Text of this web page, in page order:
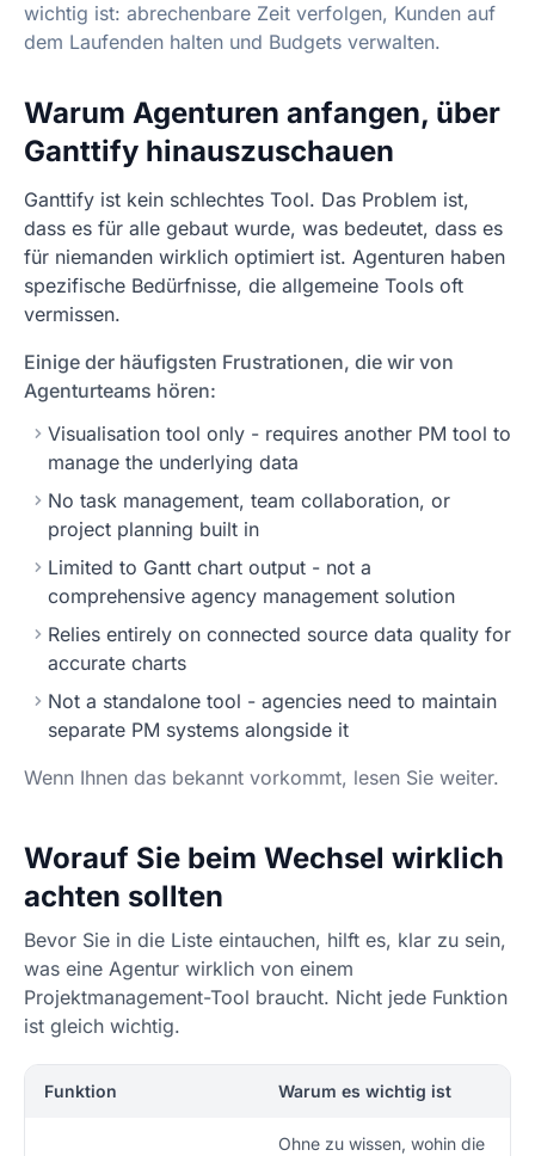
wichtig ist: abrechenbare Zeit verfolgen, Kunden auf
dem Laufenden halten und Budgets verwalten.
Warum Agenturen anfangen, über
Ganttify hinauszuschauen
Ganttify ist kein schlechtes Tool. Das Problem ist,
dass es für alle gebaut wurde, was bedeutet, dass es
für niemanden wirklich optimiert ist. Agenturen haben
spezifische Bedürfnisse, die allgemeine Tools oft
vermissen.
Einige der häufigsten Frustrationen, die wir von
Agenturteams hören:
Visualisation tool only - requires another PM tool to
manage the underlying data
No task management, team collaboration, or
project planning built in
Limited to Gantt chart output - not a
comprehensive agency management solution
Relies entirely on connected source data quality for
accurate charts
Not a standalone tool - agencies need to maintain
separate PM systems alongside it
Wenn Ihnen das bekannt vorkommt, lesen Sie weiter.
Worauf Sie beim Wechsel wirklich
achten sollten
Bevor Sie in die Liste eintauchen, hilft es, klar zu sein,
was eine Agentur wirklich von einem
Projektmanagement-Tool braucht. Nicht jede Funktion
ist gleich wichtig.
Funktion Warum es wichtig ist
Ohne zu wissen, wohin die